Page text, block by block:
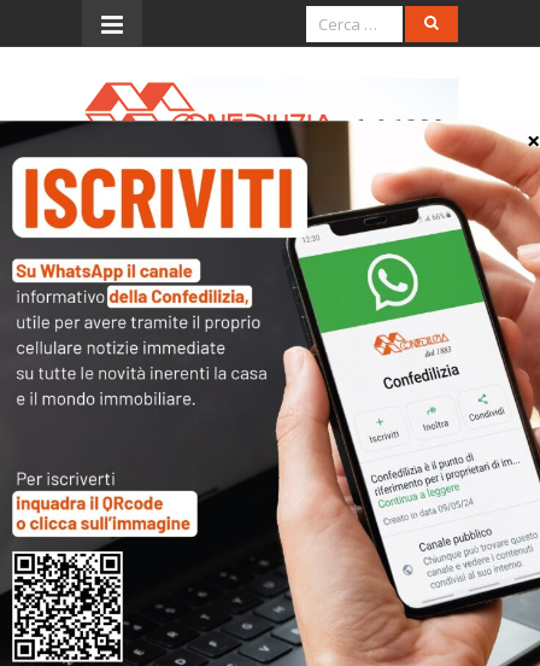
Menu
CASSAZIONE CIVILE 2007:
LOCAZIONE AD USO
DIVERSO DALL’ABITATIVO
L’accesso al contenuto
completo è riservato ai
soli utenti abilitati.
Tutti i documenti presenti nelle Banche dati
sonoa disposizione dei soci ma per poterli
consultare occorre
inserire i dati di accesso
nel modulo a destra della pagina
Se non possiedi nome utente e password